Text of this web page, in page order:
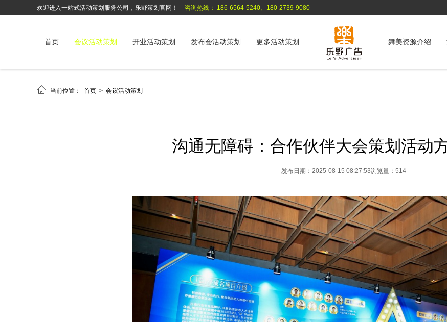
欢迎进入一站式活动策划服务公司，乐野策划官网！ 咨询热线： 186-6564-5240、180-2739-9080
首页 会议活动策划 开业活动策划 发布会活动策划 更多活动策划 舞美资源介绍
 当前位置： 首页 > 会议活动策划
沟通无障碍：合作伙伴大会策划活动
发布日期：2025-08-15 08:27:53浏览量：514